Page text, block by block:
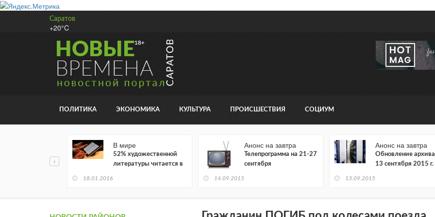
Саратов
+20°C
ПОЛИТИКА ЭКОНОМИКА КУЛЬТУРА ПРОИСШЕСТВИЯ СОЦИУМ
В мире
52% художественной
литературы читается в
18.01.2016
Анонс на завтра
Телепрограмма на 21-27
сентября
14.09.2015
Анонс на завтра
Обновление архива
13 сентября 2015 г.
13.09.2015